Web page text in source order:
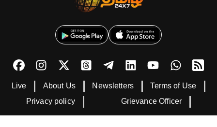
Live About Us Newsletters
Terms of Use
Privacy policy
Grievance Officer